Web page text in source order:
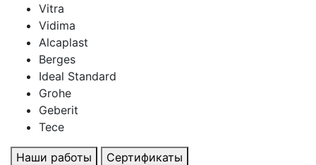
Vitra
Vidima
Alcaplast
Berges
Ideal Standard
Grohe
Geberit
Tece
Наши работы Сертификаты